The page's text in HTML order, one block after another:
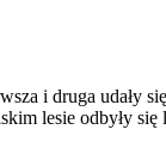
i druga udały
lesie odbyły się